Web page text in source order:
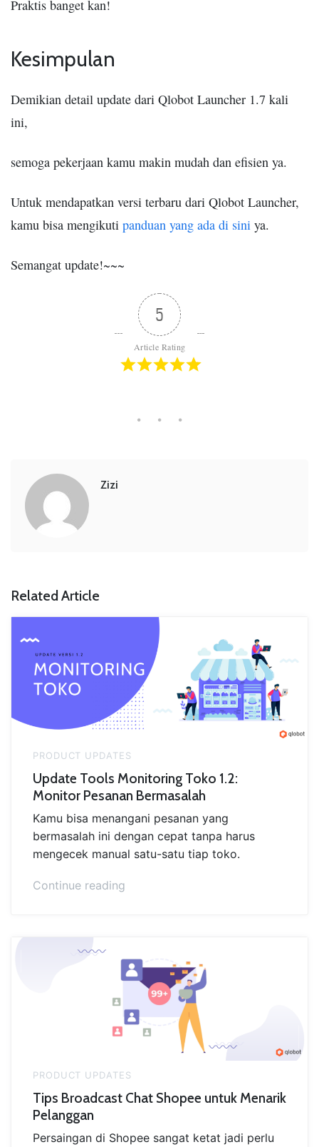
Praktis banget kan!
Kesimpulan
Demikian detail update dari Qlobot Launcher 1.7 kali
ini,
semoga pekerjaan kamu makin mudah dan efisien ya.
Untuk mendapatkan versi terbaru dari Qlobot Launcher,
kamu bisa mengikuti panduan yang ada di sini ya.
Semangat update!~~~
5
Article Rating
Zizi
Related Article
PRODUCT UPDATES
Update Tools Monitoring Toko 1.2:
Monitor Pesanan Bermasalah
Kamu bisa menangani pesanan yang
bermasalah ini dengan cepat tanpa harus
mengecek manual satu-satu tiap toko.
Continue reading
Monitor
Pesanan
Bermasalah”
PRODUCT UPDATES
Tips Broadcast Chat Shopee untuk Menarik
Pelanggan
Persaingan di Shopee sangat ketat jadi perlu